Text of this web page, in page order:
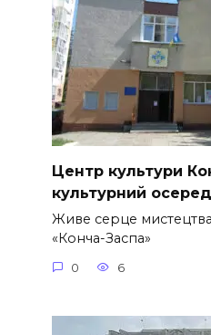
Центр культури
культурний
Живе серце
«Конча-Заспа»
0 6